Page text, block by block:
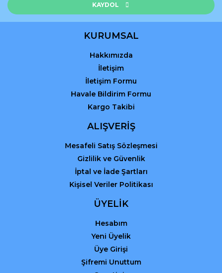
Ürün açıklamasında eksik bilgiler bulunuyor.
Ürün fiyatı diğer sitelerden daha pahalı.
Gönder
KAYDOL
KURUMSAL
Hakkımızda
İletişim
İletişim Formu
Havale Bildirim Formu
Kargo Takibi
ALIŞVERİŞ
Mesafeli Satış Sözleşmesi
Gizlilik ve Güvenlik
İptal ve İade Şartları
Kişisel Veriler Politikası
ÜYELİK
Hesabım
Yeni Üyelik
Üye Girişi
Şifremi Unuttum